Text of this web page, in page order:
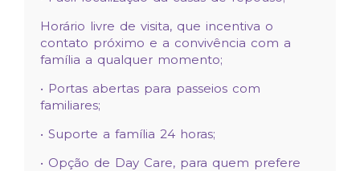
Horário livre de visita, que incentiva o
contato próximo e a convivência com a
família a qualquer momento;
• Portas abertas para passeios com
familiares;
• Suporte a família 24 horas;
• Opção de Day Care, para quem prefere